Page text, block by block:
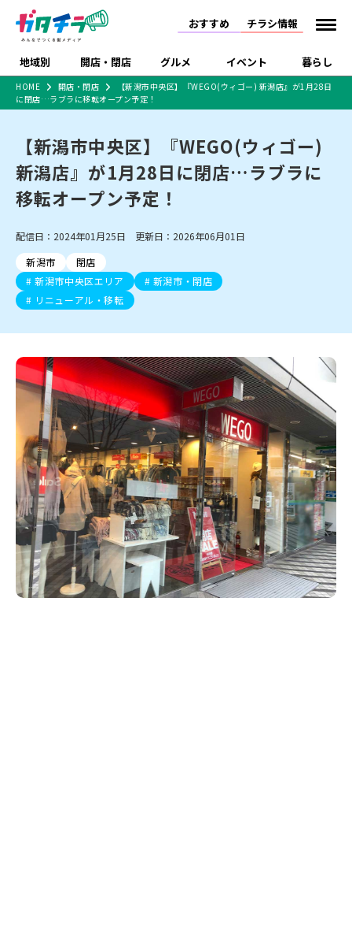
おすすめ チラシ情報
地域別 開店・閉店 グルメ イベント 暮らし
新潟市 下越
中越
佐渡
新潟市中央区 新潟市東区 新潟市西区
新潟市北区
新潟市南区
新潟市江南区 新潟市秋葉区
新潟市西蒲区
村上・関川
新発田・聖籠
胎内・粟島
三条・加茂・田上
五泉・阿賀野・阿賀
燕・弥彦
長岡・見附
小千谷・十日町・津南
魚沼・南魚沼・湯沢
柏崎・刈羽・出雲崎
上越・妙高・糸魚川
開店 閉店
リニューアル・移転 休業
新潟市・開店
新潟市・閉店
長岡市・開店
長岡市・閉店
ラーメン・開店
ラーメン・閉店
ラーメン 現地レポート
和食
スイーツ
ご当地グルメ 食べ歩き テイクアウト
季節・期間限定
カフェ
居酒屋・バー 焼肉
パスタ
パン・ベーカリー
タレカツ・豚カツ
デカ盛り・大盛り
旨辛・激辛
定食・町定食 海鮮・鮨
そば・うどん
日本酒・新潟清酒
ワイン・クラフトビール
ケーキ・パフェ
ビアガーデン・暑気払い
忘新年会・歓送迎会
体験・販売 祭り・伝統行事
趣味・展示会
スポーツ
セミナー・講演会 子ども向け 花火大会
入場無料
住宅展示場
完成見学会 学生スポーツ アルビレックス
施設・ショップ
住宅メーカー・工務
店
食品メーカー・県産
習い事・塾 アパレル・雑貨
フィットネス・ジム
観光スポット
温泉・入浴 ホテル
ビルボードプレイスBP
新潟伊勢丹
ピア万代
リバーサイド千秋
パティオPATIO
特売セール インタビュー
特集・まとめ記事
セツコママ ランキング 新潟人
キャンペーン
開店まとめ
閉店まとめ
ラーメンまとめ
飲食店まとめ
食品スーパー・コンビ
ショッピングモール・
大型施設
ドラッグストア・ホーム
センター
ファッション 生活サービス
インテリア・雑貨
外食・テイクアウト
官公庁・自治体
新潟市 チラシ
長岡・見附 チラシ
上越・妙高・糸魚川 チラシ
注目 チラシ
週末セール
火曜セール
オープン・リニューアルセール
周年祭・感謝祭セール
年末・初売りセール
HOME 開店・閉店
【新潟市中央区】『WEGO(ウィゴー) 新潟店』が1月28日
に閉店…ラブラに移転オープン予定！
【新潟市中央区】『WEGO(ウィゴー)
新潟店』が1月28日に閉店…ラブラに
移転オープン予定！
配信日：2024年01月25日 更新日：2026年06月01日
新潟市
閉店
新潟市中央区エリア
新潟市・閉店
リニューアル・移転